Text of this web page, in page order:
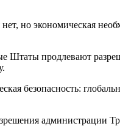
но экономическая
Штаты продлевают
безопасность:
администрации